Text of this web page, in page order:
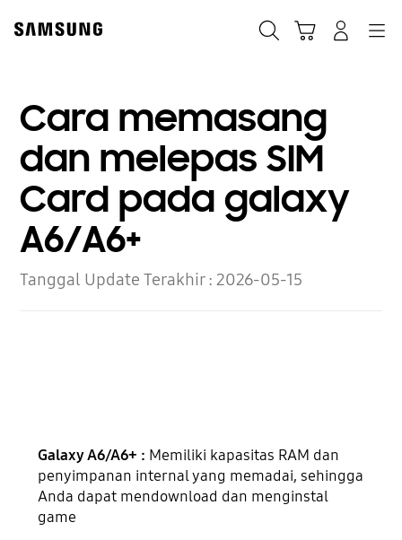
content
Cara memasang
dan melepas SIM
Card pada galaxy
A6/A6+
Tanggal Update Terakhir :2026-05-15
Galaxy A6/A6+ : Memiliki kapasitas RAM dan
penyimpanan internal yang memadai, sehingga
Anda dapat mendownload dan menginstal
game